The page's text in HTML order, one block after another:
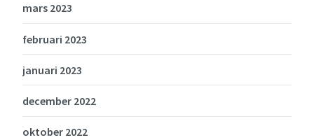
mars 2023
februari 2023
januari 2023
december 2022
oktober 2022